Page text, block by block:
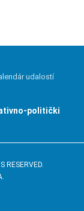
udalostí
politički
RESERVED.